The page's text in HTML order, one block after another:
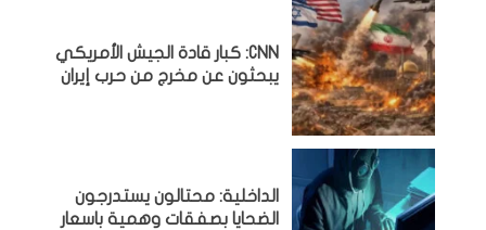
CNN: كبار قادة الجيش الأمريكي
يبحثون عن مخرج من حرب إيران
الداخلية: محتالون يستدرجون
الضحايا بصفقات وهمية باسعار